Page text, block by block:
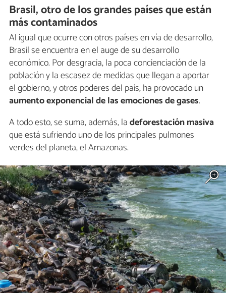
Brasil, otro de los grandes países que están
más contaminados
Al igual que ocurre con otros países en vía de desarrollo,
Brasil se encuentra en el auge de su desarrollo
económico. Por desgracia, la poca concienciación de la
población y la escasez de medidas que llegan a aportar
el gobierno, y otros poderes del país, ha provocado un
aumento exponencial de las emociones de gases.
A todo esto, se suma, además, ladeforestación masiva
que está sufriendo uno de los principales pulmones
verdes del planeta, el Amazonas.